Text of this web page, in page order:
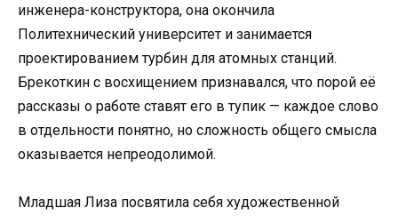
инженера-конструктора, она окончила
Политехнический университет и занимается
проектированием турбин для атомных станций.
Брекоткин с восхищением признавался, что порой её
рассказы о работе ставят его в тупик — каждое слово
в отдельности понятно, но сложность общего смысла
оказывается непреодолимой.
Младшая Лиза посвятила себя художественной